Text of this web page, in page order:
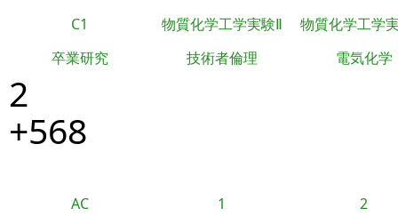
C1 物質化学工学実験Ⅱ
物質化学工学
卒業研究
技術者倫理 電気化学
2
+568
AC 1
2